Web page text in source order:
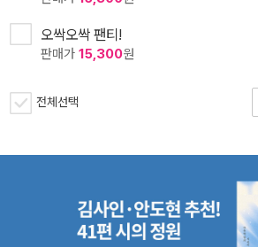
오싹오싹 팬티!
판매가 15,300원
전체선택